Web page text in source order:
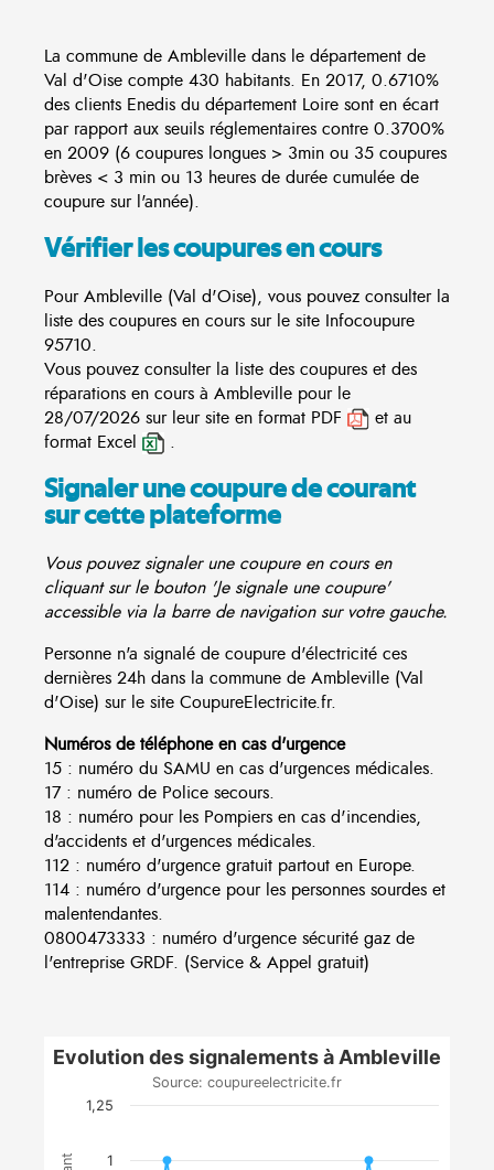
La commune de Ambleville dans le département de
Val d'Oise compte 430 habitants. En 2017, 0.6710%
des clients Enedis du département Loire sont en écart
par rapport aux seuils réglementaires contre 0.3700%
en 2009 (6 coupures longues > 3min ou 35 coupures
brèves < 3 min ou 13 heures de durée cumulée de
coupure sur l'année).
Vérifier les coupures en cours
Pour Ambleville (Val d'Oise), vous pouvez consulter la
liste des coupures en cours sur le site Infocoupure
95710.
Vous pouvez consulter la liste des coupures et des
réparations en cours à Ambleville pour le
28/07/2026 sur leur site en format PDF
et au
format Excel
.
Signaler une coupure de courant
sur cette plateforme
Vous pouvez signaler une coupure en cours en
cliquant sur le bouton 'Je signale une coupure'
accessible via la barre de navigation sur votre gauche.
Personne n'a signalé de coupure d'électricité ces
dernières 24h dans la commune de Ambleville (Val
d'Oise) sur le site CoupureElectricite.fr.
Numéros de téléphone en cas d'urgence
15 : numéro du SAMU en cas d'urgences médicales.
17 : numéro de Police secours.
18 : numéro pour les Pompiers en cas d'incendies,
d'accidents et d'urgences médicales.
112 : numéro d'urgence gratuit partout en Europe.
114 : numéro d'urgence pour les personnes sourdes et
malentendantes.
0800473333 : numéro d'urgence sécurité gaz de
l'entreprise GRDF. (Service & Appel gratuit)
Evolution des signalements à Ambleville
Source: coupureelectricite.fr
1
1,25